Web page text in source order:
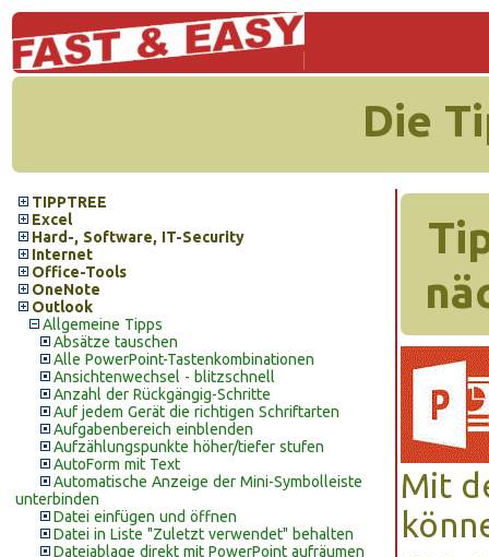
Die
TIPPTREE
Excel
Hard-, Software, IT-Security
Internet
Office-Tools
OneNote
Outlook
Allgemeine Tipps
Absätze tauschen
Alle PowerPoint-Tastenkombinationen
Ansichtenwechsel - blitzschnell
Anzahl der Rückgängig-Schritte
Auf jedem Gerät die richtigen Schriftarten
Aufgabenbereich einblenden
Aufzählungspunkte höher/tiefer stufen
AutoForm mit Text
Automatische Anzeige der Mini-Symbolleiste
unterbinden
Datei einfügen und öffnen
Datei in Liste "Zuletzt verwendet" behalten
Dateiablage direkt mit PowerPoint aufräumen
Mit